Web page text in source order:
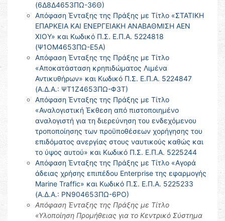
(6Δ8Δ4653ΠΩ-36Θ)
Απόφαση Ένταξης της Πράξης με Τίτλο «ΣΤΑΤΙΚΗ
ΕΠΑΡΚΕΙΑ ΚΑΙ ΕΝΕΡΓΕΙΑΚΗ ΑΝΑΒΑΘΜΙΣΗ ΑΕΝ
ΧΙΟΥ» και Κωδικό Π.Σ. Ε.Π.Α. 5224818
(Ψ1ΟΜ4653ΠΩ-Ε5Α)
Απόφαση Ένταξης της Πράξης με Τίτλο
«Αποκατάσταση κρηπιδώματος Λιμένα
Αντικυθήρων» και Κωδικό Π.Σ. Ε.Π.Α. 5224847
(Α.Δ.Α.: ΨΤ1Ζ4653ΠΩ-Φ3Τ)
Απόφαση Ένταξης της Πράξης με Τίτλο
«Αναλογιστική Έκθεση από πιστοποιημένο
αναλογιστή για τη διερεύνηση του ενδεχόμενου
τροποποίησης των προϋποθέσεων χορήγησης του
επιδόματος ανεργίας στους ναυτικούς καθώς και
το ύψος αυτού» και Κωδικό Π.Σ. Ε.Π.Α. 5225244
Απόφαση Ένταξης της Πράξης με Τίτλο «Αγορά
άδειας χρήσης επιπέδου Enterprise της εφαρμογής
Marine Traffic» και Κωδικό Π.Σ. Ε.Π.Α. 5225233
(Α.Δ.Α.: ΡΝ904653ΠΩ-6ΡΟ)
Απόφαση Ένταξης της Πράξης με Τίτλο
«Υλοποίηση Προμήθειας για το Κεντρικό Σύστημα